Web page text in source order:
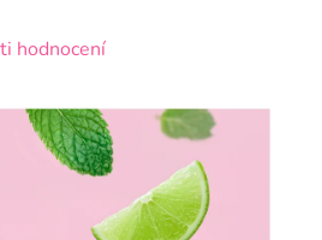
hodnocení